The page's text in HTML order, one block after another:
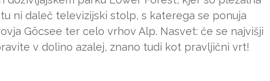
ni daleč televizijski stolp, s katerega se ponuja
Göcsee ter celo vrhov Alp. Nasvet: če se najvišji
v dolino azalej, znano tudi kot pravljični vrt!